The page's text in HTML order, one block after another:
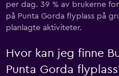
per dag. 39 % av brukerne
på Punta Gorda flyplass på
planlagte aktiviteter.
Hvor kan jeg finne
Punta Gorda